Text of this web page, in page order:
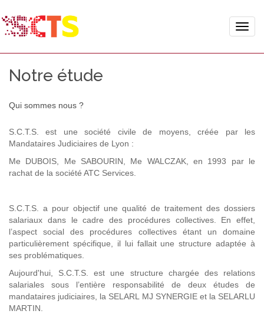
Toggle
Notre étude
Qui sommes nous ?
S.C.T.S. est une société civile de moyens, créée par les
Mandataires Judiciaires de Lyon :
Me DUBOIS, Me SABOURIN, Me WALCZAK, en 1993 par le
rachat de la société ATC Services.
S.C.T.S. a pour objectif une qualité de traitement des dossiers
salariaux dans le cadre des procédures collectives. En effet,
l’aspect social des procédures collectives étant un domaine
particulièrement spécifique, il lui fallait une structure adaptée à
ses problématiques.
Aujourd'hui, S.C.T.S. est une structure chargée des relations
salariales sous l’entière responsabilité de deux études de
mandataires judiciaires, la SELARL MJ SYNERGIE et la SELARLU
MARTIN.